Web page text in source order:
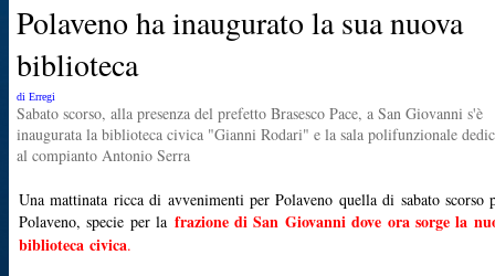
Polaveno ha inaugurato la sua nuova
biblioteca
di Erregi
Sabato scorso, alla presenza del prefetto Brasesco Pace, a San Giovanni s'è
inaugurata la biblioteca civica "Gianni Rodari" e la sala polifunzionale
al compianto Antonio Serra
Una mattinata ricca di avvenimenti per Polaveno quella di sabato scorso
Polaveno, specie per la frazione di San Giovanni dove ora sorge la
biblioteca civica.